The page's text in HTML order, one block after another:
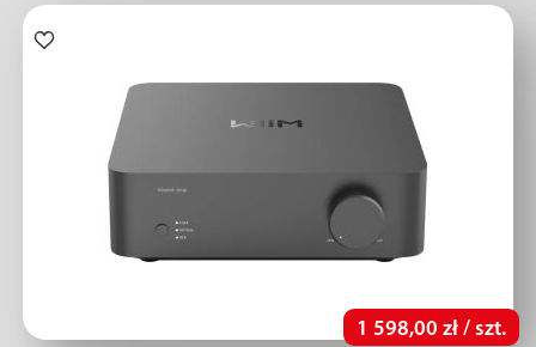
1 598,00 zł / szt.